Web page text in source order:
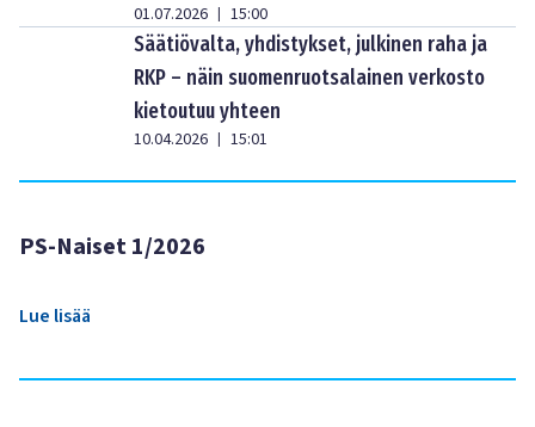
01.07.2026 | 15:00
Säätiövalta, yhdistykset, julkinen raha ja
RKP – näin suomenruotsalainen verkosto
kietoutuu yhteen
10.04.2026 | 15:01
PS-Naiset 1/2026
Lue lisää